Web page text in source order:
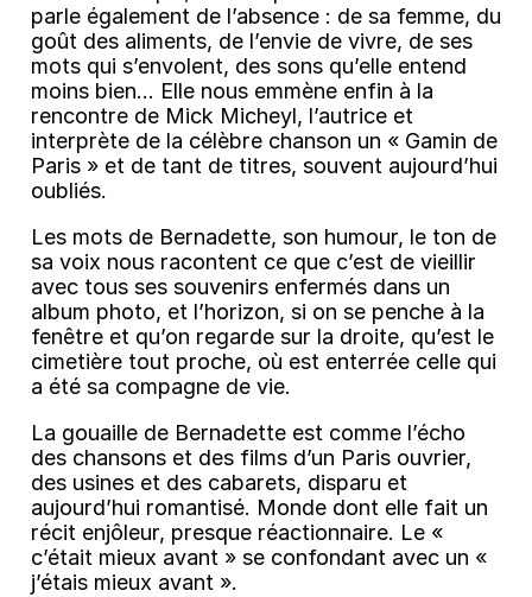
parle également de l’absence : de sa femme, du
goût des aliments, de l’envie de vivre, de ses
mots qui s’envolent, des sons qu’elle entend
moins bien… Elle nous emmène enfin à la
rencontre de Mick Micheyl, l’autrice et
interprète de la célèbre chanson un « Gamin de
Paris » et de tant de titres, souvent aujourd’hui
oubliés.
Les mots de Bernadette, son humour, le ton de
sa voix nous racontent ce que c’est de vieillir
avec tous ses souvenirs enfermés dans un
album photo, et l’horizon, si on se penche à la
fenêtre et qu’on regarde sur la droite, qu’est le
cimetière tout proche, où est enterrée celle qui
a été sa compagne de vie.
La gouaille de Bernadette est comme l’écho
des chansons et des films d’un Paris ouvrier,
des usines et des cabarets, disparu et
aujourd’hui romantisé. Monde dont elle fait un
récit enjôleur, presque réactionnaire. Le «
c’était mieux avant » se confondant avec un «
j’étais mieux avant ».